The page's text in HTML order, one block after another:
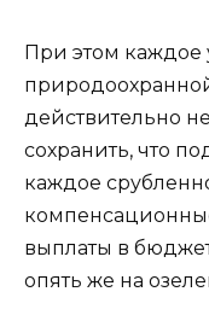
При этом каждое
действительно
сохранить, что
каждое
выплаты в
опять же на